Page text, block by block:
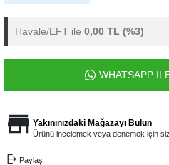
Havale/EFT ile 0,00 TL (%3)
WHATSAPP
Yakınınızdaki Mağazayı Bulun
Ürünü incelemek veya denemek için
Paylaş